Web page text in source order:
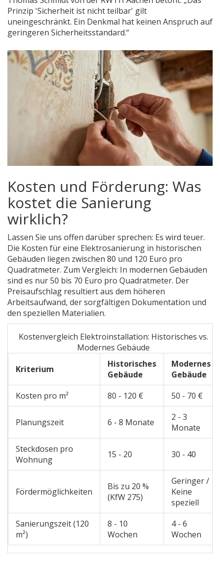
Prinzip 'Sicherheit ist nicht teilbar' gilt
uneingeschränkt. Ein Denkmal hat keinen Anspruch auf
geringeren Sicherheitsstandard.“
Kosten und Förderung: Was
kostet die Sanierung
wirklich?
Lassen Sie uns offen darüber sprechen: Es wird teuer.
Die Kosten für eine Elektrosanierung in historischen
Gebäuden liegen zwischen 80 und 120 Euro pro
Quadratmeter. Zum Vergleich: In modernen Gebäuden
sind es nur 50 bis 70 Euro pro Quadratmeter. Der
Preisaufschlag resultiert aus dem höheren
Arbeitsaufwand, der sorgfältigen Dokumentation und
den speziellen Materialien.
Kostenvergleich Elektroinstallation: Historisches vs.
Modernes Gebäude
Kriterium
Historisches
Gebäude
Modernes
Gebäude
Kosten pro m²
80 - 120 € 50 - 70 €
Planungszeit 6 - 8 Monate
2 - 3
Monate
Steckdosen pro
Wohnung
15 - 20 30 - 40
Fördermöglichkeiten
Bis zu 20 %
(KfW 275)
Geringer /
Keine
speziell
Sanierungszeit (120
m²)
8 - 10
Wochen
4 - 6
Wochen